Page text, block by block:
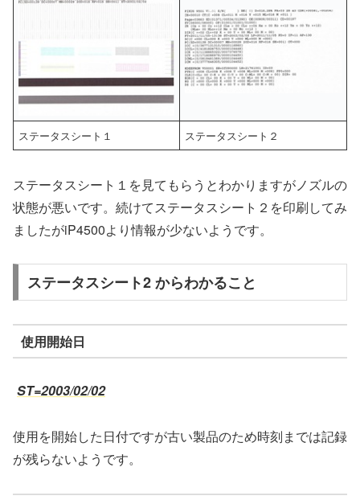
ステータスシート１ ステータスシート２
ステータスシート１を見てもらうとわかりますがノズルの
状態が悪いです。続けてステータスシート２を印刷してみ
ましたがiP4500より情報が少ないようです。
ステータスシート2 からわかること
使用開始日
ST=2003/02/02
使用を開始した日付ですが古い製品のため時刻までは記録
が残らないようです。